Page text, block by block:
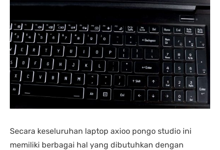
Secara keseluruhan laptop axioo pongo studio ini
memiliki berbagai hal yang dibutuhkan dengan